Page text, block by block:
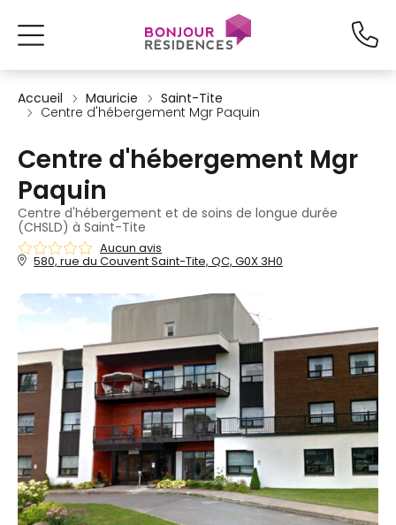
Accueil Mauricie
Saint-Tite
Centre d'hébergement Mgr Paquin
Centre d'hébergement Mgr
Paquin
Centre d'hébergement et de soins de longue durée
(CHSLD) à Saint-Tite
Aucun avis
580, rue du Couvent Saint-Tite, QC, G0X 3H0